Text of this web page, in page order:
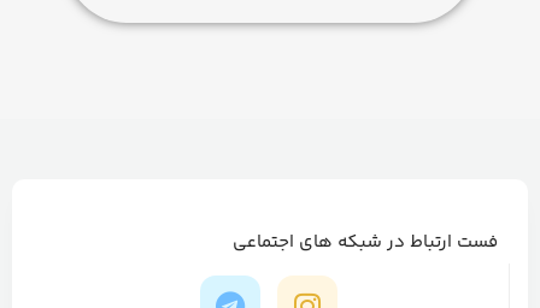
فست ارتباط در شبکه های اجتماعی